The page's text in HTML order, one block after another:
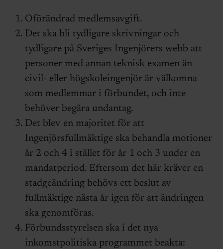
Oförändrad medlemsavgift.
Det ska bli tydligare skrivningar och
tydligare på Sveriges Ingenjörers webb att
personer med annan teknisk examen än
civil- eller högskoleingenjör är välkomna
som medlemmar i förbundet, och inte
behöver begära undantag.
Det blev en majoritet för att
Ingenjörsfullmäktige ska behandla motioner
år 2 och 4 i stället för år 1 och 3 under en
mandatperiod. Eftersom det här kräver en
stadgeändring behövs ett beslut av
fullmäktige nästa år igen för att ändringen
ska genomföras.
Förbundsstyrelsen ska i det nya
inkomstpolitiska programmet beakta: